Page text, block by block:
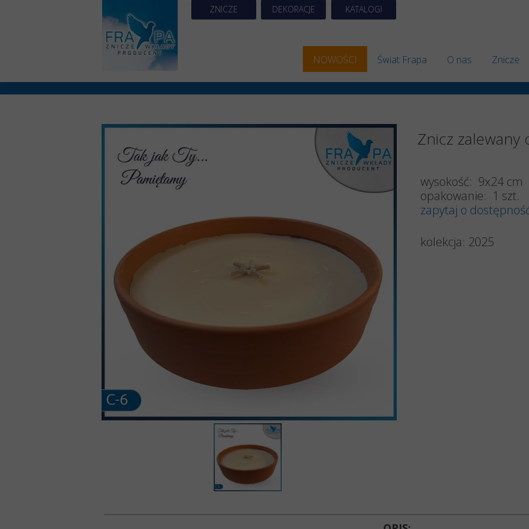
ZNICZE KATALOGI
DEKORACJE
NOWOŚCI Świat Frapa O nas
Znicze
Znicze
Znicze
Znicze
Znicze
Znicz zalewany
wysokość: 9x24 cm
opakowanie: 1 szt.
zapytaj o
kolekcja: 2025